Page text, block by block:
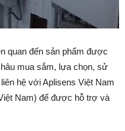
quan đến sản phẩm được
mua sắm, lựa chọn, sử
hệ với Aplisens Việt Nam
Nam) để được hỗ trợ và